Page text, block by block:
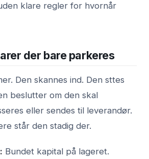
klare regler for hvornår
der bare parkeres
Den skannes ind. Den sttes
beslutter om den skal
eller sendes til leverandør.
står den stadig der.
Bundet kapital på lageret.